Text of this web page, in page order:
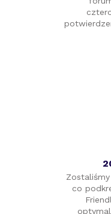
aner tile
hoss
Linguatua
PTU
Larsan
SRKUNFE
co